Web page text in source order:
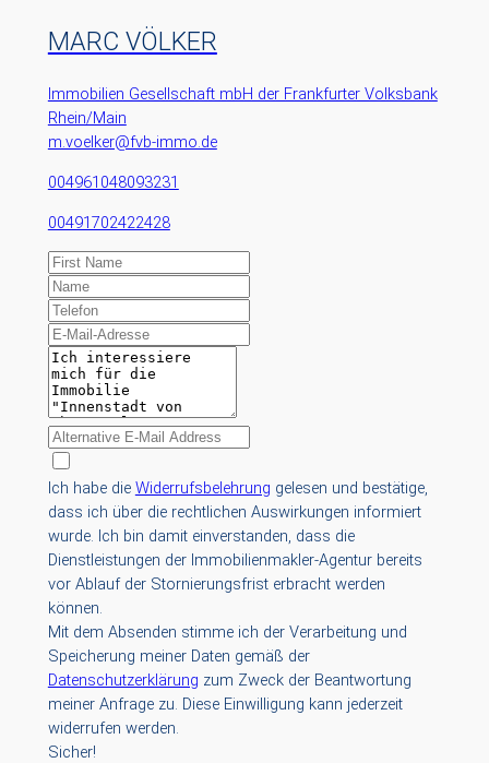
MARC VÖLKER
Immobilien Gesellschaft mbH der Frankfurter Volksbank
Rhein/Main
m.voelker@fvb-immo.de
004961048093231
00491702422428
Ich habe die Widerrufsbelehrung gelesen und bestätige,
dass ich über die rechtlichen Auswirkungen informiert
wurde. Ich bin damit einverstanden, dass die
Dienstleistungen der Immobilienmakler-Agentur bereits
vor Ablauf der Stornierungsfrist erbracht werden
können.
Mit dem Absenden stimme ich der Verarbeitung und
Speicherung meiner Daten gemäß der
Datenschutzerklärung zum Zweck der Beantwortung
meiner Anfrage zu. Diese Einwilligung kann jederzeit
widerrufen werden.
Sicher!